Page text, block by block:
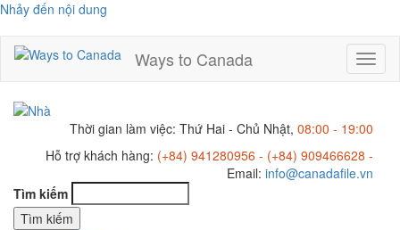
Nhảy đến nội dung
Ways to Canada
Thời gian làm việc: Thứ Hai - Chủ Nhật, 08:00 - 19:00
Hỗ trợ khách hàng: (+84) 941280956 - (+84) 909466628 -
Email: info@canadafile.vn
Tìm kiếm